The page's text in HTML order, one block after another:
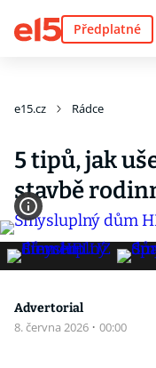
Předplatné
e15.cz Rádce
5 tipů, jak
stavbě
Advertorial
8. června 2026 · 00:00